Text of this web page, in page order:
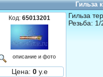
Гильза
Код:65013201
описание и фото
Цена: 0 у.е
Гильза
Резьба: